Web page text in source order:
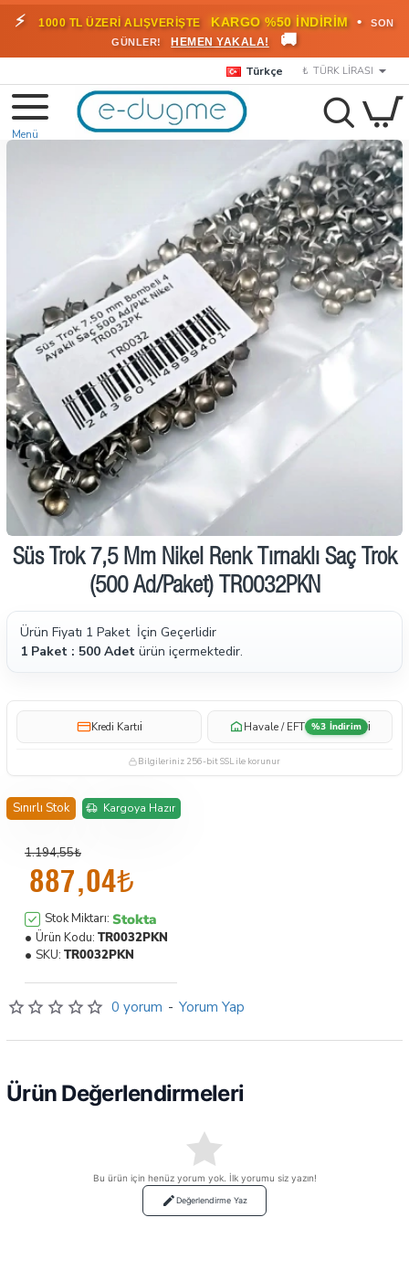
⚡ 1000 TL ÜZERİ ALIŞVERİŞTE KARGO %50 İNDİRİM •
SON
GÜNLER!
HEMEN YAKALA! 🚚
Türkçe ₺ TÜRK LIRASI
İndirimde
Süs Trok 7,5 Mm Nikel Renk Tırnaklı Saç Trok
(500 Ad/Paket) TR0032PKN
Ürün Fiyatı 1 Paket İçin Geçerlidir
1 Paket : 500 Adet ürün içermektedir.
Kredi Kartıi Havale / EFT %3 İndirim i
Bilgileriniz 256-bit SSL ile korunur
Sınırlı Stok Kargoya Hazır
0 yorum - Yorum Yap
887,04₺
1.194,55₺
Stok Miktarı: Stokta
Ürün Kodu: TR0032PKN
SKU: TR0032PKN
Ürün Değerlendirmeleri
Bu ürün için henüz yorum yok. İlk yorumu siz yazın!
Değerlendirme Yaz